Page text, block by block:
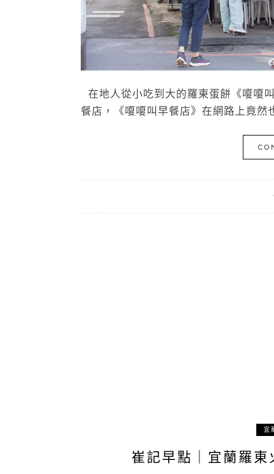
在地人從小吃到大的羅東蛋餅《嗄嗄
餐店，《嗄嗄叫早餐店》在網路上竟
宜
崔記早點｜宜蘭羅